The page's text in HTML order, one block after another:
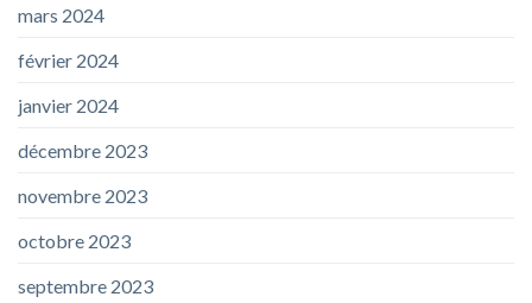
mars 2024
février 2024
janvier 2024
décembre 2023
novembre 2023
octobre 2023
septembre 2023